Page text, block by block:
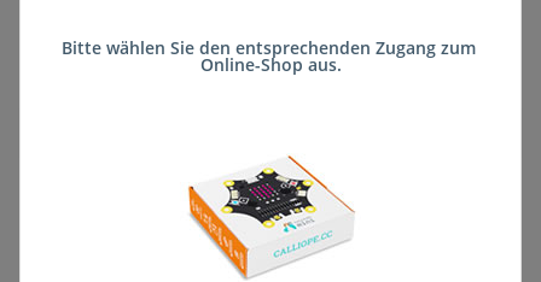
Stk
Bitte wählen Sie den entsprechenden Zugang zum
Online-Shop aus.